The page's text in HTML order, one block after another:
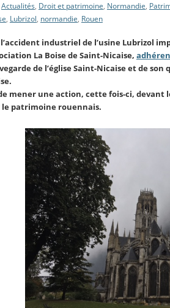
Actualités, Droit et patrimoine, Normandie,
, Lubrizol, normandie, Rouen
l’accident industriel de l’usine Lubrizol
La Boise de Saint-Nicaise,
de l’église Saint-Nicaise et de
mener une action, cette fois-ci,
patrimoine rouennais.